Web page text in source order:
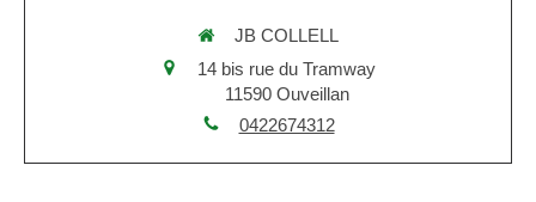
JB COLLELL
14 bis rue du Tramway
11590 Ouveillan
0422674312